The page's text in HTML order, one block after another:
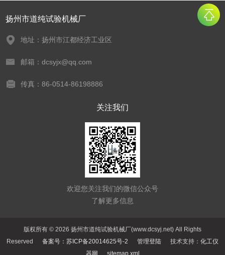
扬州市道纯试验机械厂
地址：扬州市江都经济工业区
邮箱：dcsyjx@qq.com
传真：86-0514-86198886
关注我们
欢迎您关注我们的微信公众号
了解更多信息
版权所有 © 2026 扬州市道纯试验机械厂(www.dcsyj.net) All Rights
Reserved 备案号：苏ICP备20014625号-2 管理登陆 技术支持： 化工仪
器网
sitemap.xml